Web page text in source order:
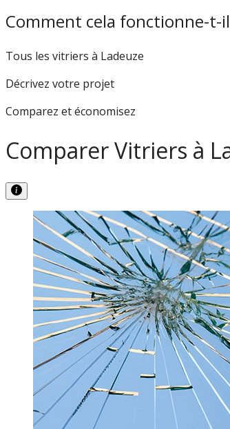
Comment cela fonctionne-t-
Tous les vitriers à Ladeuze
Décrivez votre projet
Comparez et économisez
Comparer Vitriers à